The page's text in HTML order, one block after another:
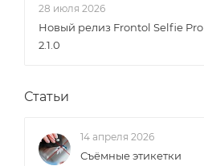
28 июля 2026
Новый релиз Frontol Selfie Pro
2.1.0
Статьи
14 апреля 2026
Съёмные этикетки